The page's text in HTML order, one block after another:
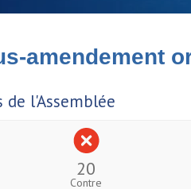
amendement
de l'Assemblée
20
Contre